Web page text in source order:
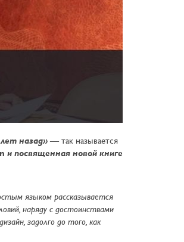
назад»— так называется
и посвященная новой книге
языком рассказывается
наряду с достоинствами
задолго до того, как